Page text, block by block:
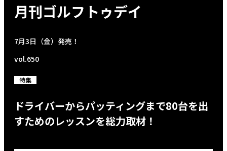
月刊ゴルフトゥデイ
7月3日（金）発売！
vol.650
特集
ドライバーからパッティングまで80台を出
すためのレッスンを総力取材！